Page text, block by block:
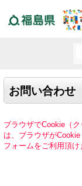
お問い合わせ
ブラウザでCookie（
は、ブラウザが
フォームをご利用頂け